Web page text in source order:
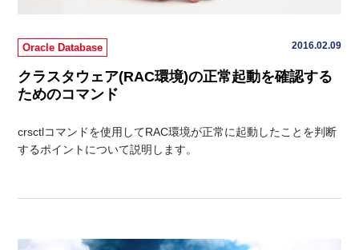
Oracle Database 2016.02.09
クラスタウェア(RAC環境)の正常起動を確認する
ためのコマンド
crsctlコマンドを使用してRAC環境が正常に起動したことを判断
するポイントについて説明します。